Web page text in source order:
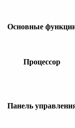
Основные
Процессор
Панель